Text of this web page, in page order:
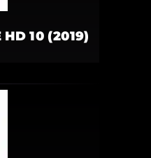
10 (2019)